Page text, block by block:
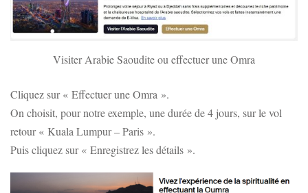
Visiter Arabie Saoudite ou effectuer une Omra
Cliquez sur « Effectuer une Omra ».
On choisit, pour notre exemple, une durée de 4 jours, sur le vol
retour « Kuala Lumpur – Paris ».
Puis cliquez sur « Enregistrez les détails ».